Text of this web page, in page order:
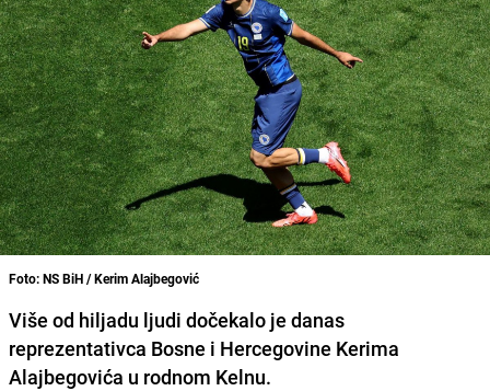
Foto: NS BiH / Kerim Alajbegović
Više od hiljadu ljudi dočekalo je danas
reprezentativca Bosne i Hercegovine Kerima
Alajbegovića u rodnom Kelnu.